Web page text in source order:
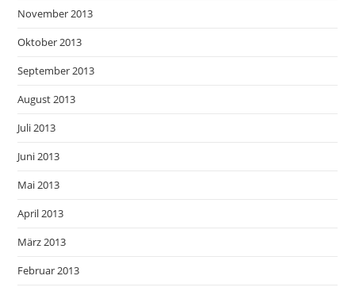
November 2013
Oktober 2013
September 2013
August 2013
Juli 2013
Juni 2013
Mai 2013
April 2013
März 2013
Februar 2013